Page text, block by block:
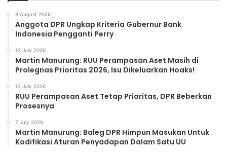
8 August 2026
Anggota DPR Ungkap Kriteria Gubernur Bank
Indonesia Pengganti Perry
12 July 2026
Martin Manurung: RUU Perampasan Aset Masih di
Prolegnas Prioritas 2026, Isu Dikeluarkan Hoaks!
12 July 2026
RUU Perampasan Aset Tetap Prioritas, DPR Beberkan
Prosesnya
7 July 2026
Martin Manurung: Baleg DPR Himpun Masukan Untuk
Kodifikasi Aturan Penyadapan Dalam Satu UU